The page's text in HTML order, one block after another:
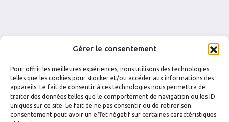
Gérer le consentement
Pour offrir les meilleures expériences, nous utilisons des technologies
telles que les cookies pour stocker et/ou accéder aux informations des
appareils. Le fait de consentir à ces technologies nous permettra de
traiter des données telles que le comportement de navigation ou les ID
uniques sur ce site. Le fait de ne pas consentir ou de retirer son
consentement peut avoir un effet négatif sur certaines caractéristiques
FACEBOOK INSTAGRAM